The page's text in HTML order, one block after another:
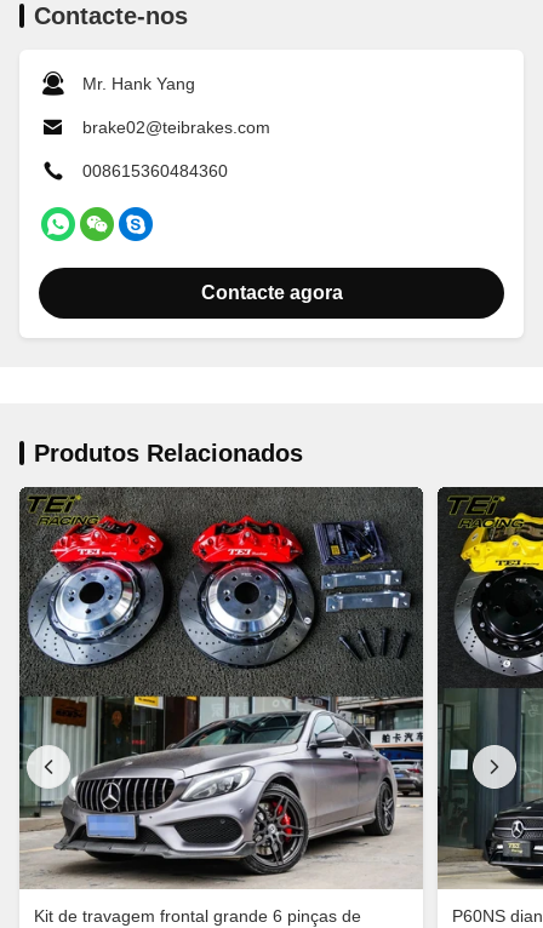
Contacte-nos
Mr. Hank Yang
brake02@teibrakes.com
008615360484360
Contacte agora
Produtos Relacionados
Kit de travagem frontal grande 6 pinças de
P60NS